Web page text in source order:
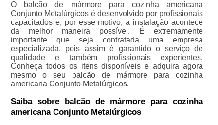
O balcão de mármore para cozinha americana
Conjunto Metalúrgicos é desenvolvido por profissionais
capacitados e, por esse motivo, a instalação acontece
da melhor maneira possível. É extremamente
importante que seja contratada uma empresa
especializada, pois assim é garantido o serviço de
qualidade e também profissionais experientes.
Conheça todos os itens disponíveis e adquira agora
mesmo o seu balcão de mármore para cozinha
americana Conjunto Metalúrgicos.
Saiba sobre balcão de mármore para cozinha
americana Conjunto Metalúrgicos